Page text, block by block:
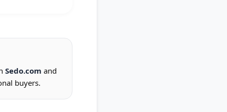
Sedo.com and
buyers.